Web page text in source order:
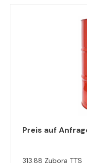
Preis auf
313.88 Zubora TTS